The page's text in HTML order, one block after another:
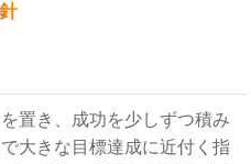
置き、成功を少しずつ積み
大きな目標達成に近付く指